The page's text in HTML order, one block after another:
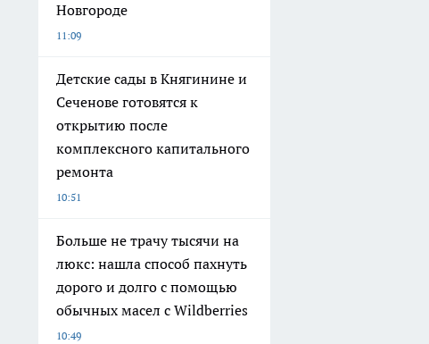
Новгороде
11:09
Детские сады в Княгинине и
Сеченове готовятся к
открытию после
комплексного капитального
ремонта
10:51
Больше не трачу тысячи на
люкс: нашла способ пахнуть
дорого и долго с помощью
обычных масел с Wildberries
10:49